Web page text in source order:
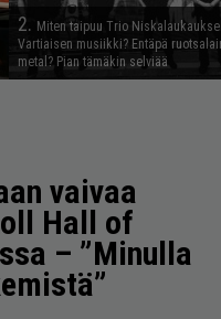
2. Miten taipuu Trio
Vartiaisen musiikki? Entäpä
metal? Pian tämäkin selviää
vaivaa
Hall of
– ”Minulla